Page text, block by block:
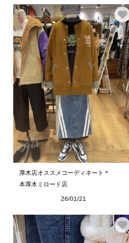
厚木店オススメコーディネート＊
本厚木ミロード店
26/01/21